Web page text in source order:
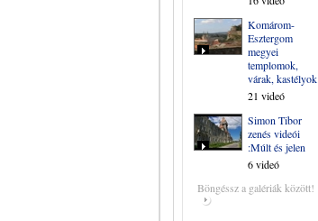
Komárom-
Esztergom
megyei
templomok,
várak, kastélyok
21 videó
Simon Tibor
zenés videói
:Múlt és jelen
6 videó
Böngéssz a galériák között!